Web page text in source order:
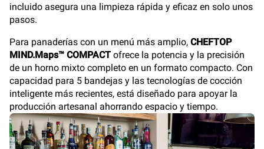
incluido asegura una limpieza rápida y eficaz en solo unos
pasos.
Para panaderías con un menú más amplio, CHEFTOP
MIND.Maps™ COMPACT ofrece la potencia y la precisión
de un horno mixto completo en un formato compacto. Con
capacidad para 5 bandejas y las tecnologías de cocción
inteligente más recientes, está diseñado para apoyar la
producción artesanal ahorrando espacio y tiempo.